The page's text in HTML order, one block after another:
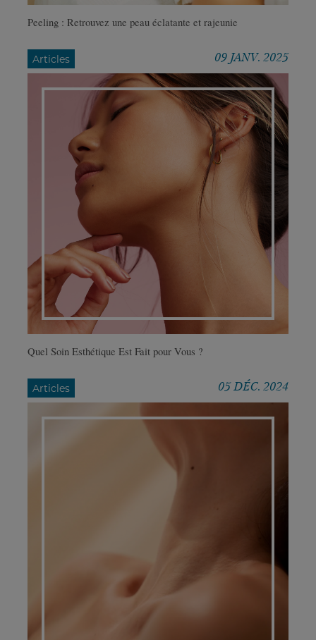
Peeling : Retrouvez une peau éclatante et rajeunie
Articles 09 JANV. 2025
Quel Soin Esthétique Est Fait pour Vous ?
Articles 05 DÉC. 2024